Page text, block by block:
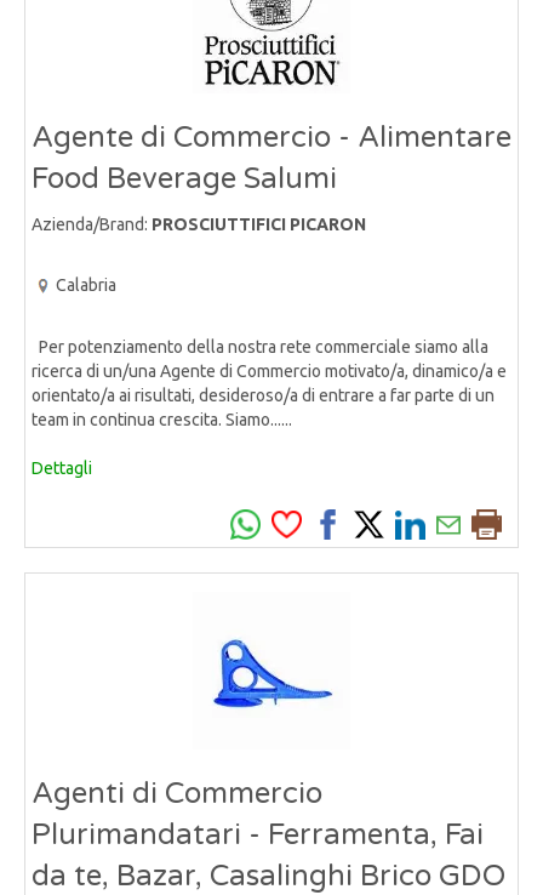
Agente di Commercio - Alimentare
Food Beverage Salumi
Azienda/Brand: PROSCIUTTIFICI PICARON
Calabria
Per potenziamento della nostra rete commerciale siamo alla
ricerca di un/una Agente di Commercio motivato/a, dinamico/a e
orientato/a ai risultati, desideroso/a di entrare a far parte di un
team in continua crescita. Siamo......
Dettagli
Agenti di Commercio
Plurimandatari - Ferramenta, Fai
da te, Bazar, Casalinghi Brico GDO